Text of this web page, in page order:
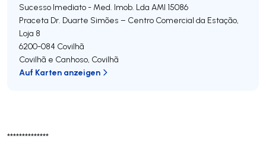
**************
Sucesso Imediato - Med. Imob. Lda AMI 15086
Praceta Dr. Duarte Simões – Centro Comercial da Estação,
Loja 8
6200-084 Covilhã
Covilhã e Canhoso, Covilhã
Auf Karten anzeigen